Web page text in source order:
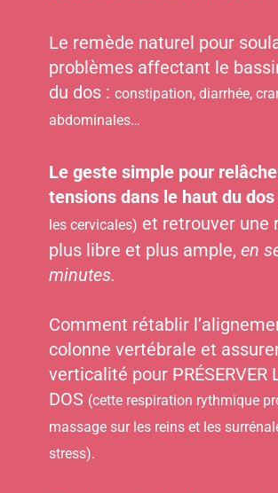
Le remède naturel pour
problèmes affectant le
du dos : constipation, diarrhée,
abdominales…
Le geste simple pour
tensions dans le haut du dos
les cervicales) et retrouver une
plus libre et plus ample, en
minutes.
Comment rétablir
colonne vertébrale et
verticalité pour PRÉSERVER
DOS (cette respiration rythmique
massage sur les reins et les
stress).